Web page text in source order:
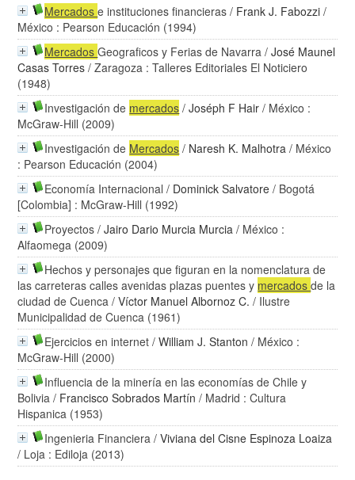
Mercadose instituciones financieras / Frank J. Fabozzi /
México : Pearson Educación (1994)
MercadosGeograficos y Ferias de Navarra /José Maunel
Casas Torres / Zaragoza : Talleres Editoriales El Noticiero
(1948)
Investigación de mercados /Joséph F Hair / México :
McGraw-Hill (2009)
Investigación de Mercados / Naresh K. Malhotra / México
: Pearson Educación (2004)
Economía Internacional / Dominick Salvatore / Bogotá
[Colombia] : McGraw-Hill (1992)
Proyectos /Jairo Dario Murcia Murcia / México :
Alfaomega (2009)
Hechos y personajes que figuran en la nomenclatura de
las carreteras calles avenidas plazas puentes y mercadosde la
ciudad de Cuenca /Víctor Manuel Albornoz C. / Ilustre
Municipalidad de Cuenca (1961)
Ejercicios en internet /William J. Stanton / México :
McGraw-Hill (2000)
Influencia de la minería en las economías de Chile y
Bolivia / Francisco Sobrados Martín / Madrid : Cultura
Hispanica (1953)
Ingenieria Financiera /Viviana del Cisne Espinoza Loaiza
/ Loja : Ediloja (2013)